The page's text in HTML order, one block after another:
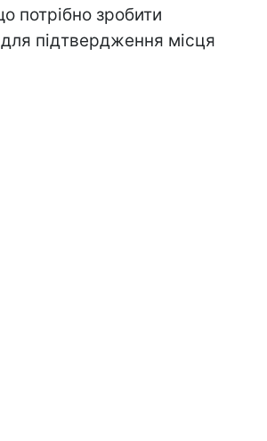
потрібно зробити
для підтвердження місця